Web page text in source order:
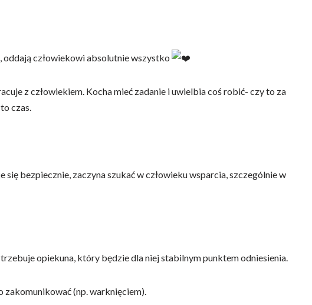
człowiekowi absolutnie wszystko
z człowiekiem. Kocha mieć zadanie i uwielbia coś robić- czy to za
czas.
bezpiecznie, zaczyna szukać w człowieku wsparcia, szczególnie w
opiekuna, który będzie dla niej stabilnym punktem odniesienia.
zakomunikować (np. warknięciem).